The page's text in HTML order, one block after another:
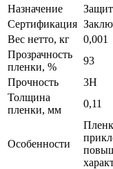
Назначение
Сертификация
Вес нетто, кг
0,001
Прозрачность
пленки, %
93
Прочность
3H
Толщина
пленки, мм
0,11
Особенности